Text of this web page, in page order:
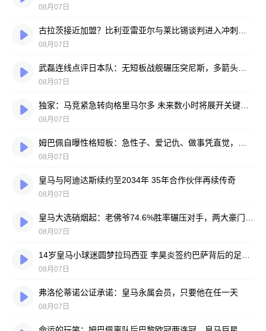
08月07日
08月07日
08月07日
08月07日
08月07日
皇马与阿迪达斯续约至2034年 35年合作伙伴再续传奇
08月07日
08月07日
08月07日
弗洛伦蒂诺公证承诺：皇马永属会员，只要他在任一天
08月07日